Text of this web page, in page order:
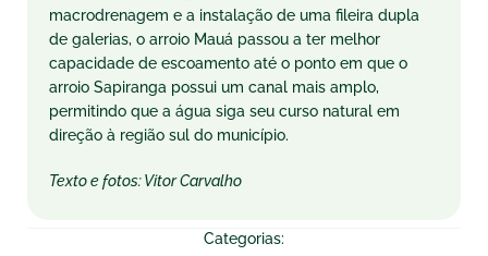
macrodrenagem e a instalação de uma fileira dupla
de galerias, o arroio Mauá passou a ter melhor
capacidade de escoamento até o ponto em que o
arroio Sapiranga possui um canal mais amplo,
permitindo que a água siga seu curso natural em
direção à região sul do município.
Texto e fotos: Vitor Carvalho
Categorias: